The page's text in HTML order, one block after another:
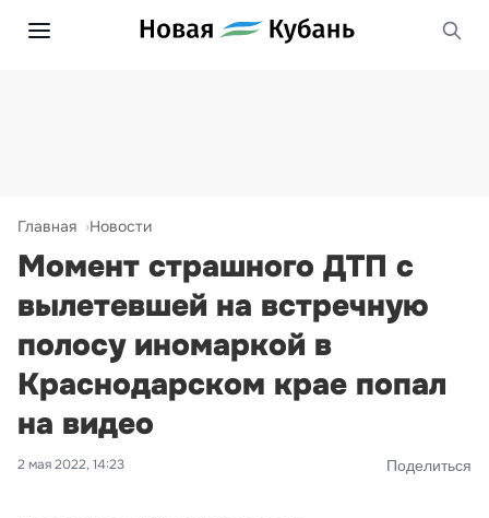
Главная Новости
Момент страшного ДТП с
вылетевшей на встречную
полосу иномаркой в
Краснодарском крае попал
на видео
2 мая 2022, 14:23 Поделиться